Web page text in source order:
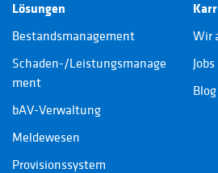
Lösungen
Bestandsmanagement
Schaden-/Leistungsmanage
ment
bAV-Verwaltung
Meldewesen
Provisionssystem
Wir
Jobs
Blog